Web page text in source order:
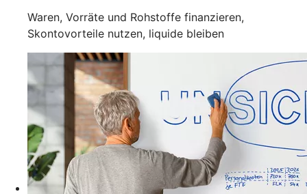
Waren, Vorräte und Rohstoffe finanzieren,
Skontovorteile nutzen, liquide bleiben